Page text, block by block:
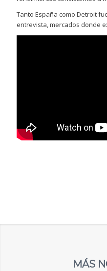
Tanto España como Detroit
entrevista, mercados donde
MÁS